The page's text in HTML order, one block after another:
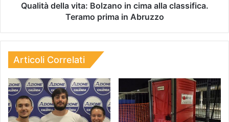
Qualità della vita: Bolzano in cima alla classifica.
Teramo prima in Abruzzo
Articoli Correlati